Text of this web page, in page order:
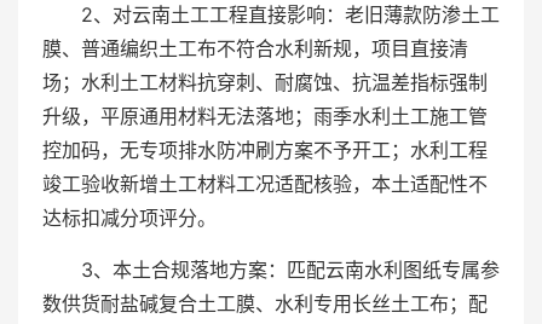
2、对云南土工工程直接影响：老旧薄款防渗土工
膜、普通编织土工布不符合水利新规，项目直接清
场；水利土工材料抗穿刺、耐腐蚀、抗温差指标强制
升级，平原通用材料无法落地；雨季水利土工施工管
控加码，无专项排水防冲刷方案不予开工；水利工程
竣工验收新增土工材料工况适配核验，本土适配性不
达标扣减分项评分。
3、本土合规落地方案：匹配云南水利图纸专属参
数供货耐盐碱复合土工膜、水利专用长丝土工布；配